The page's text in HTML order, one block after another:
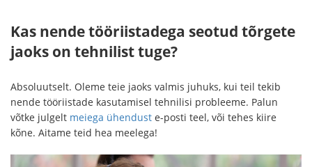
Kas nende tööriistadega seotud tõrgete
jaoks on tehnilist tuge?
Absoluutselt. Oleme teie jaoks valmis juhuks, kui teil tekib
nende tööriistade kasutamisel tehnilisi probleeme. Palun
võtke julgelt meiega ühendust e-posti teel, või tehes kiire
kõne. Aitame teid hea meelega!